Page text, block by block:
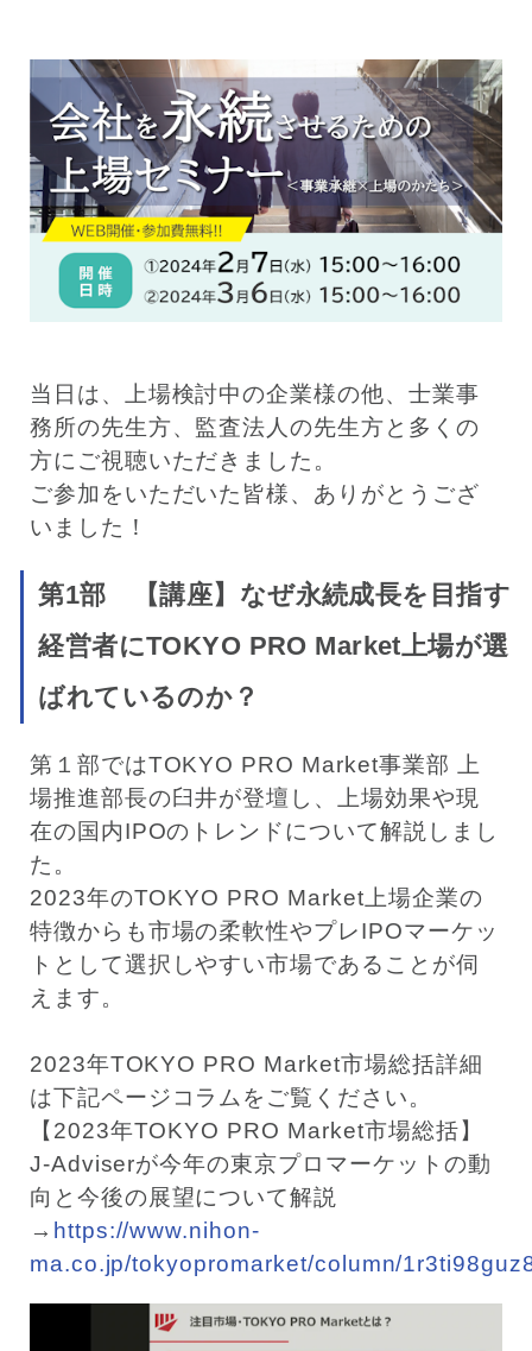
当日は、上場検討中の企業様の他、士業事
務所の先生方、監査法人の先生方と多くの
方にご視聴いただきました。
ご参加をいただいた皆様、ありがとうござ
いました！
第1部 【講座】なぜ永続成長を目指す
経営者にTOKYO PRO Market上場が選
ばれているのか？
第１部ではTOKYO PRO Market事業部 上
場推進部長の臼井が登壇し、上場効果や現
在の国内IPOのトレンドについて解説しまし
た。
2023年のTOKYO PRO Market上場企業の
特徴からも市場の柔軟性やプレIPOマーケッ
トとして選択しやすい市場であることが伺
えます。
2023年TOKYO PRO Market市場総括詳細
は下記ページコラムをご覧ください。
【2023年TOKYO PRO Market市場総括】
J-Adviserが今年の東京プロマーケットの動
向と今後の展望について解説
→ https://www.nihon-
ma.co.jp/tokyopromarket/column/